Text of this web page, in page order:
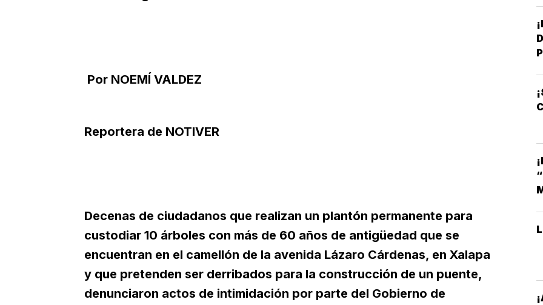
Por NOEMÍ VALDEZ
Reportera de NOTIVER
Decenas de ciudadanos que realizan un plantón permanente para
custodiar 10 árboles con más de 60 años de antigüedad que se
encuentran en el camellón de la avenida Lázaro Cárdenas, en Xalapa
y que pretenden ser derribados para la construcción de un puente,
denunciaron actos de intimidación por parte del Gobierno de